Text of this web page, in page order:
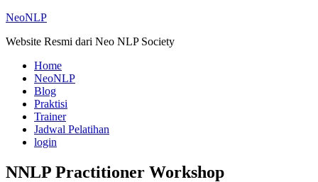
NeoNLP
Website Resmi dari Neo NLP Society
Home
NeoNLP
Blog
Praktisi
Trainer
Jadwal Pelatihan
login
NNLP Practitioner Workshop